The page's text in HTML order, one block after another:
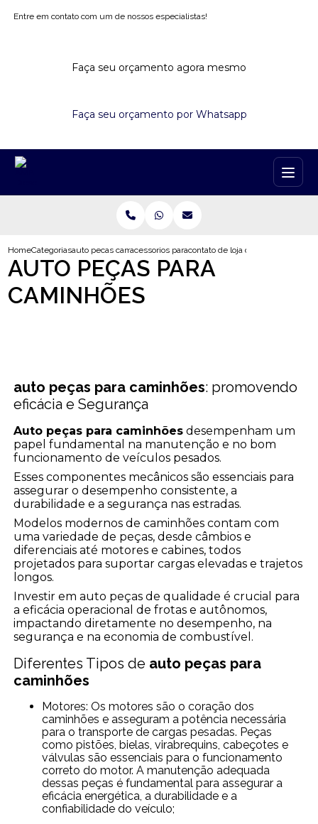
Entre em contato com um de nossos especialistas!
Faça seu orçamento agora mesmo
Faça seu orçamento por Whatsapp
HomeCategoriasauto pecas caminhoesacessorios para caminhao belo horizonte
contato de loja de acessorios para
AUTO PEÇAS PARA
CAMINHÕES
auto peças para caminhões: promovendo
eficácia e Segurança
Auto peças para caminhões desempenham um
papel fundamental na manutenção e no bom
funcionamento de veículos pesados.
Esses componentes mecânicos são essenciais para
assegurar o desempenho consistente, a
durabilidade e a segurança nas estradas.
Modelos modernos de caminhões contam com
uma variedade de peças, desde câmbios e
diferenciais até motores e cabines, todos
projetados para suportar cargas elevadas e trajetos
longos.
Investir em auto peças de qualidade é crucial para
a eficácia operacional de frotas e autônomos,
impactando diretamente no desempenho, na
segurança e na economia de combustível.
Diferentes Tipos de auto peças para
caminhões
Motores: Os motores são o coração dos
caminhões e asseguram a potência necessária
para o transporte de cargas pesadas. Peças
como pistões, bielas, virabrequins, cabeçotes e
válvulas são essenciais para o funcionamento
correto do motor. A manutenção adequada
dessas peças é fundamental para assegurar a
eficácia energética, a durabilidade e a
confiabilidade do veículo;